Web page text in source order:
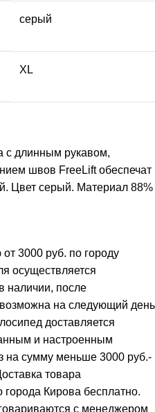
серый
XL
с длинным рукавом,
швов FreeLift обеспечат
Цвет серый. Материал 88%
3000 руб. по городу
осуществляется
наличии, после
на следующий день
доставляется
и настроенным
на сумму меньше 3000 руб.-
товара
города Кирова бесплатно.
с менеджером